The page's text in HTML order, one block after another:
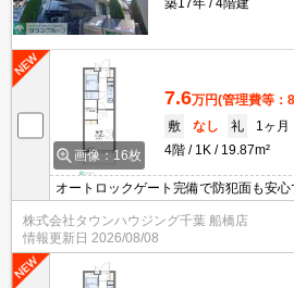
築17年
4階建
画像：16枚
7.6万円(管理費等：
敷
なし 礼
1ヶ月
4階
1K 19.87m²
オートロックゲート完備で防犯面も安心
株式会社タウンハウジング千葉 船橋店
情報更新日 2026/08/08